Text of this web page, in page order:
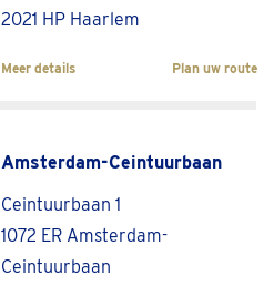
2021 HP Haarlem
Meer details Plan uw route
Amsterdam-Ceintuurbaan
Ceintuurbaan 1
1072 ER Amsterdam-
Ceintuurbaan